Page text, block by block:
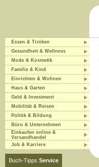
Essen & Trinken
Gesundheit & Wellness
Mode & Kosmetik
Familie & Kind
Einrichten & Wohnen
Haus & Garten
Geld & Investment
Mobilität & Reisen
Politik & Bildung
Büro & Unternehmen
Einkaufen online &
Versandhandel
Job & Karriere
Buch-Tipps Service